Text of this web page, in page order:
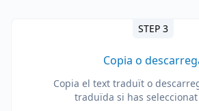
STEP 3
Copia o
Copia el text traduït o
traduïda si has